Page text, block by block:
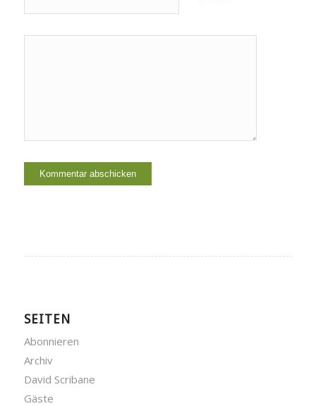
SEITEN
Abonnieren
Archiv
David Scribane
Gäste